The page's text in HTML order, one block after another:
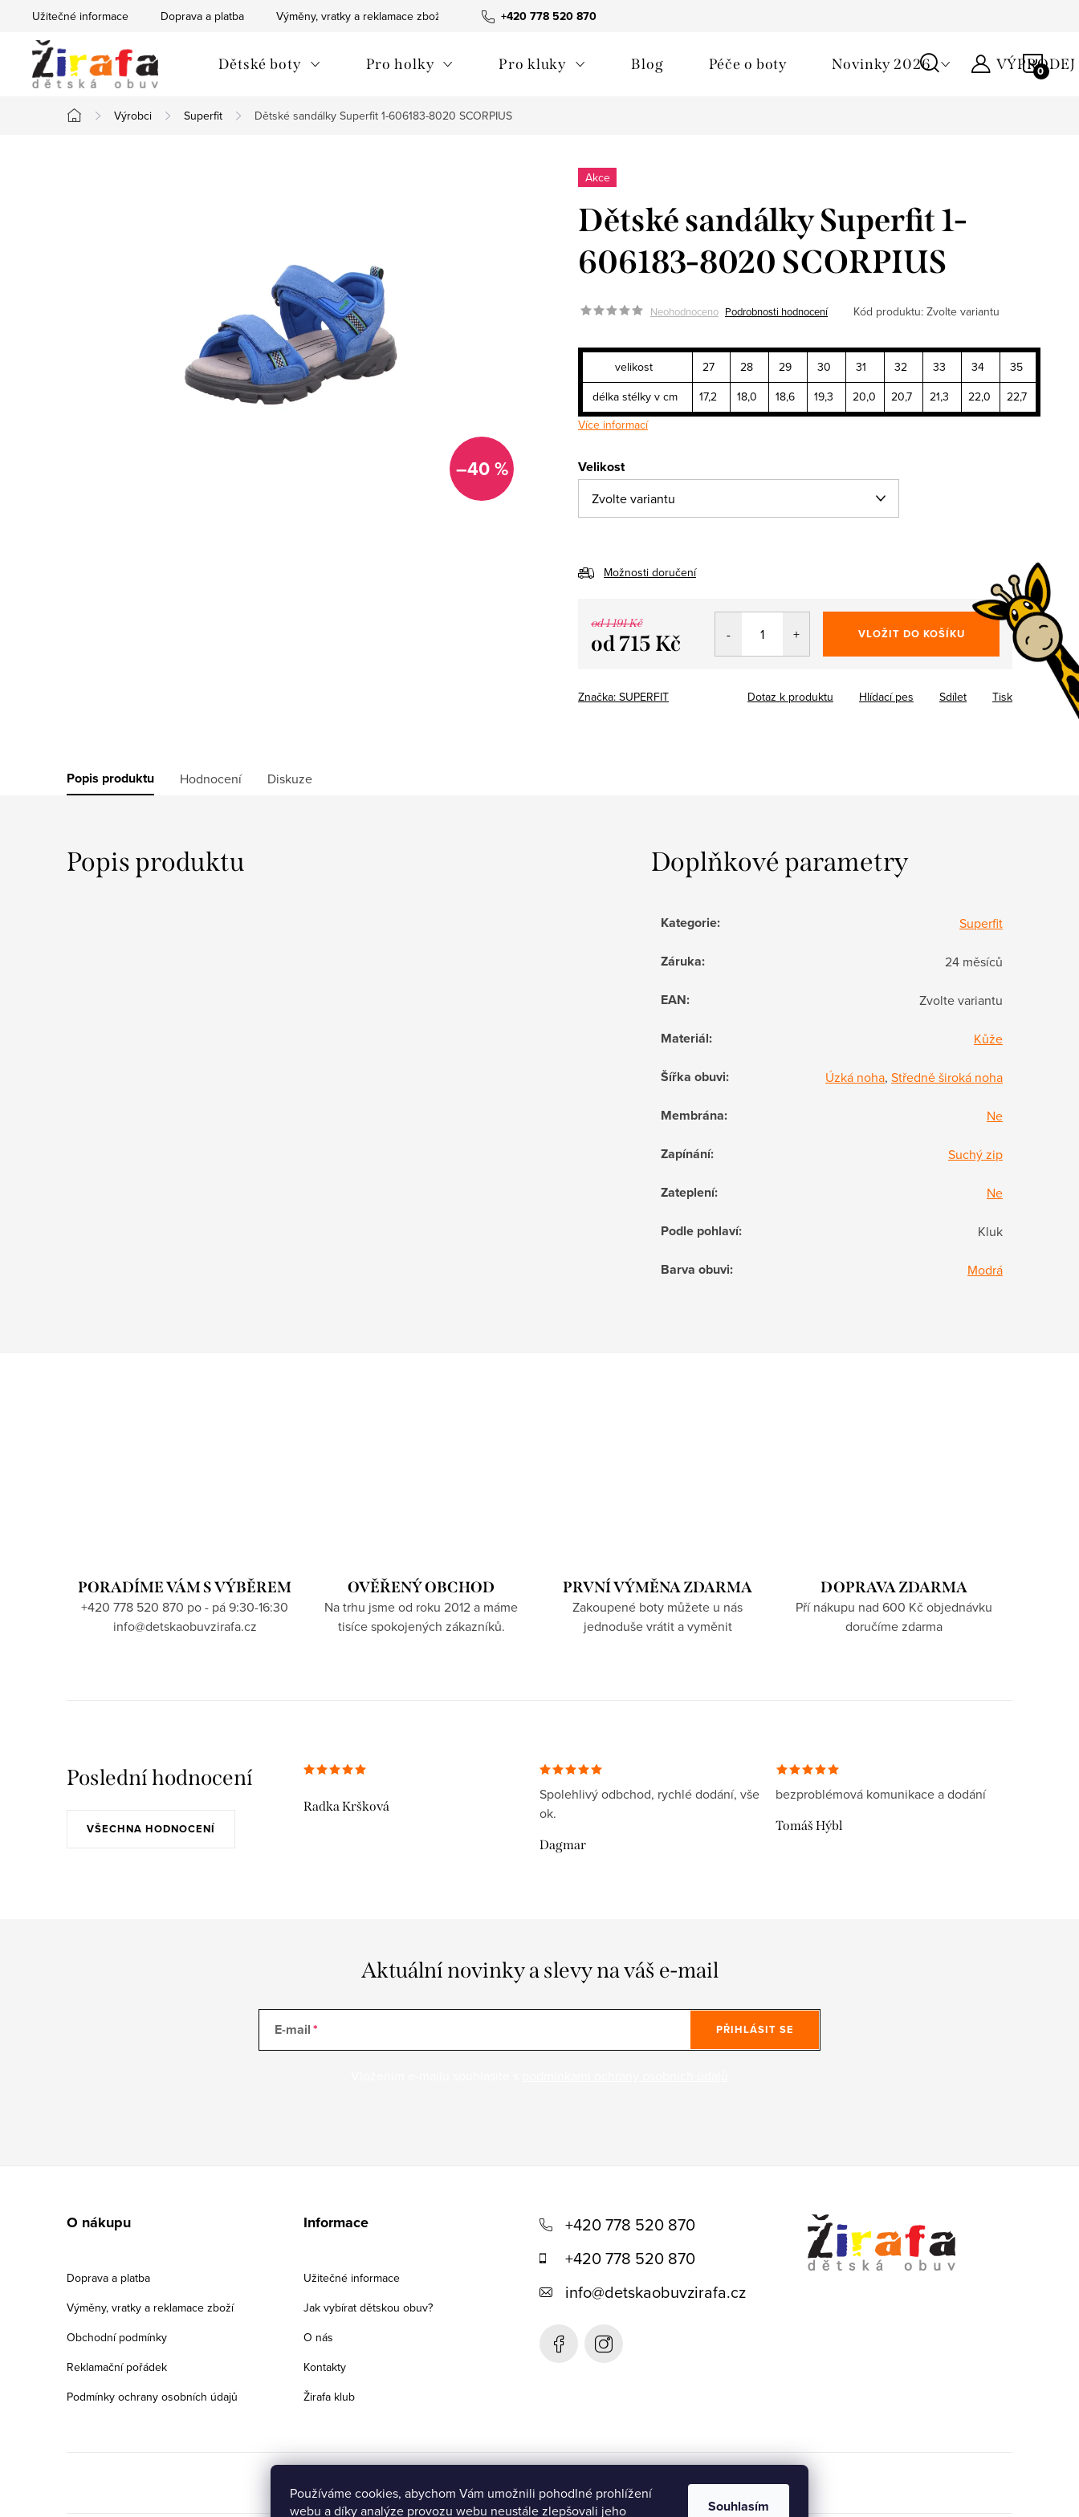
Používáme cookies, abychom Vám umožnili pohodlné prohlížení
webu a díky analýze provozu webu neustále zlepšovali jeho
Souhlasím
obsah
+420 778 520 870
Užitečné informace Doprava a platba Výměny, vratky a reklamace zboží Obchodní podmínky
Dětské boty Pro holky Pro kluky Blog Péče o boty Novinky 2026 VÝPRODEJ
Domů
Výrobci Superfit Dětské sandálky Superfit 1-606183-8020 SCORPIUS
–40 %
Akce
Dětské sandálky Superfit 1-
606183-8020 SCORPIUS
Neohodnoceno Podrobnosti hodnocení Kód produktu: Zvolte variantu
velikost 27 28 29 30 31 32 33 34
35
délka stélky v cm
17,2 18,0 18,6 19,3 20,0 20,7 21,3 22,0
22,7
Více informací
Velikost
Možnosti doručení
od 1 191 Kč
od715 Kč VLOŽIT DO KOŠÍKU
Značka: SUPERFIT Tisk
Dotaz k produktu Hlídací pes Sdílet
Popis produktu Hodnocení Diskuze
Popis produktu Doplňkové parametry
Kategorie: Superfit
Záruka: 24 měsíců
EAN: Zvolte variantu
Materiál: Kůže
Šířka obuvi: Úzká noha, Středně široká noha
Membrána: Ne
Zapínání: Suchý zip
Zateplení: Ne
Podle pohlaví: Kluk
Barva obuvi: Modrá
PORADÍME VÁM S VÝBĚREM
+420 778 520 870 po - pá 9:30-16:30
info@detskaobuvzirafa.cz
OVĚŘENÝ OBCHOD
Na trhu jsme od roku 2012 a máme
tisíce spokojených zákazníků.
PRVNÍ VÝMĚNA ZDARMA
Zakoupené boty můžete u nás
jednoduše vrátit a vyměnit
DOPRAVA ZDARMA
Pří nákupu nad 600 Kč objednávku
doručíme zdarma
Poslední hodnocení
VŠECHNA HODNOCENÍ
Radka Kršková
Spolehlivý odbchod, rychlé dodání, vše
ok.
Dagmar
bezproblémová komunikace a dodání
Tomáš Hýbl
Aktuální novinky a slevy na váš e-mail
E-mail PŘIHLÁSIT SE
O nákupu
Doprava a platba
Výměny, vratky a reklamace zboží
Obchodní podmínky
Reklamační pořádek
Podmínky ochrany osobních údajů
Informace
Užitečné informace
Jak vybírat dětskou obuv?
O nás
Kontakty
Žirafa klub
+420 778 520 870
+420 778 520 870
info@detskaobuvzirafa.cz